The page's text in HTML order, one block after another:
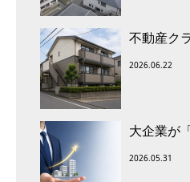
不動産ク
2026.06.22
大企業が
2026.05.31